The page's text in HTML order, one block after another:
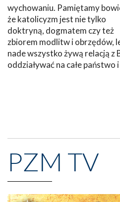
wychowaniu. Pamiętamy
że katolicyzm jest nie tylko
doktryną, dogmatem czy też
zbiorem modlitw i obrzędów,
nade wszystko żywą relacją z
oddziaływać na całe państwo
PZM TV